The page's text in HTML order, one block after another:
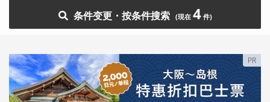
条件变更・按条件搜索 4
PR